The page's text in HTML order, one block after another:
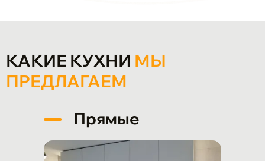
КАКИЕ КУХНИ МЫ
ПРЕДЛАГАЕМ
Прямые